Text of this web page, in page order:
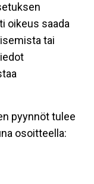
oikeus saada
tai
pyynnöt tulee
osoitteella: